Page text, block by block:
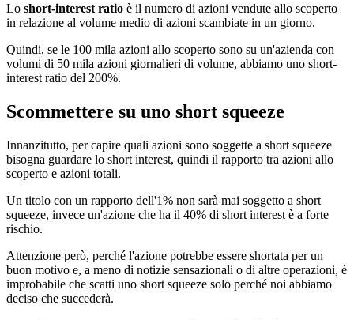
Lo short-interest ratio è il numero di azioni vendute allo scoperto
in relazione al volume medio di azioni scambiate in un giorno.
Quindi, se le 100 mila azioni allo scoperto sono su un'azienda con
volumi di 50 mila azioni giornalieri di volume, abbiamo uno short-
interest ratio del 200%.
Scommettere su uno short squeeze
Innanzitutto, per capire quali azioni sono soggette a short squeeze
bisogna guardare lo short interest, quindi il rapporto tra azioni allo
scoperto e azioni totali.
Un titolo con un rapporto dell'1% non sarà mai soggetto a short
squeeze, invece un'azione che ha il 40% di short interest è a forte
rischio.
Attenzione però, perché l'azione potrebbe essere shortata per un
buon motivo e, a meno di notizie sensazionali o di altre operazioni, è
improbabile che scatti uno short squeeze solo perché noi abbiamo
deciso che succederà.